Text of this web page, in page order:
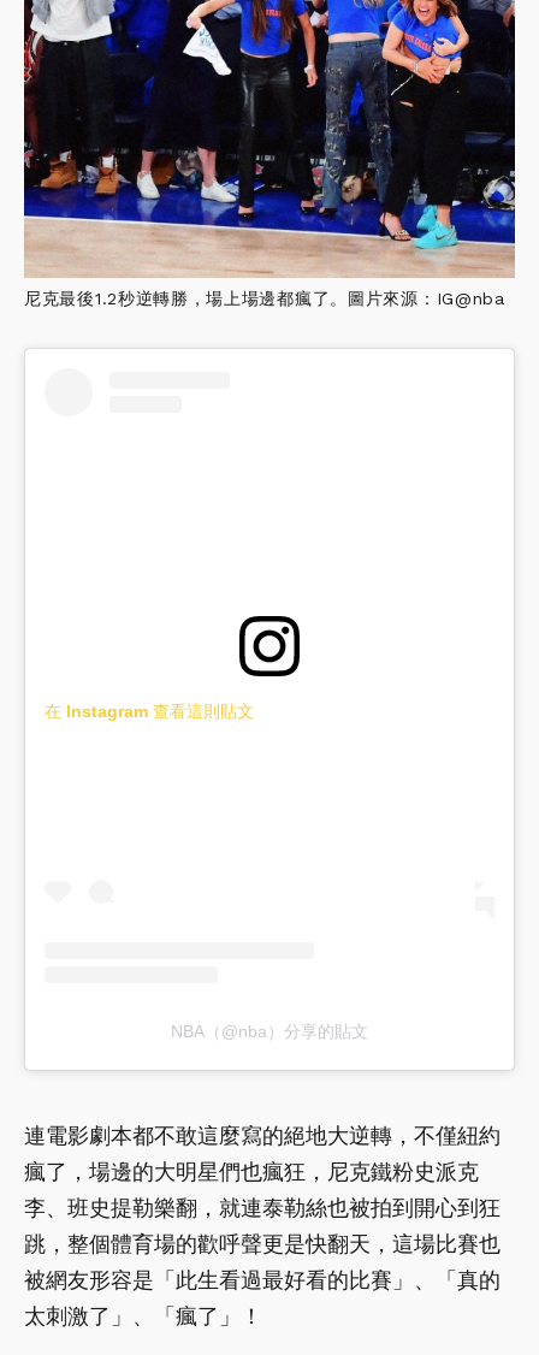
尼克最後1.2秒逆轉勝，場上場邊都瘋了。圖片來源：IG@nba
在 Instagram 查看這則貼文
NBA（@nba）分享的貼文
連電影劇本都不敢這麼寫的絕地大逆轉，不僅紐約
瘋了，場邊的大明星們也瘋狂，尼克鐵粉史派克
李、班史提勒樂翻，就連泰勒絲也被拍到開心到狂
跳，整個體育場的歡呼聲更是快翻天，這場比賽也
被網友形容是「此生看過最好看的比賽」、「真的
太刺激了」、「瘋了」！